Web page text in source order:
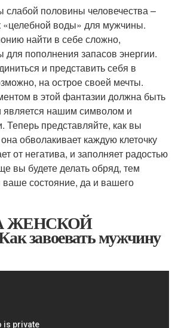
слабой половины человечества –
«целебной воды» для мужчины.
найти в себе сложно,
пополнения запасов энергии.
и представить себя в
на острое своей мечты.
в этой фантазии должна быть
нашим символом и
Теперь представляйте, как вы
обволакивает каждую клеточку
от негатива, и заполняет радостью
вы будете делать обряд, тем
состояние, да и вашего
ЖЕНСКОЙ
завоевать мужчину